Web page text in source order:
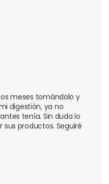
meses tomándolo y
digestión, ya no
tenía. Sin duda lo
sus productos. Seguiré